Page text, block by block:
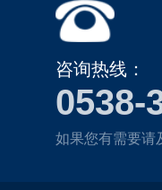
咨询热线：
0538-
如果您有需要请